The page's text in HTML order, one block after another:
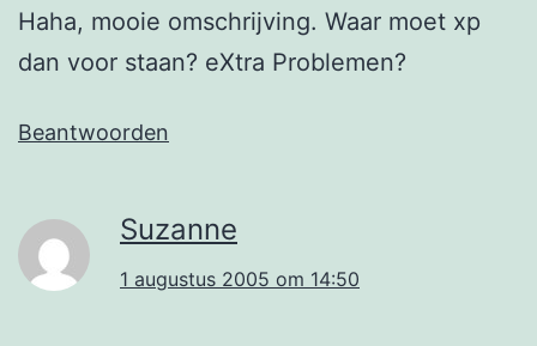
Haha, mooie omschrijving. Waar moet xp
dan voor staan? eXtra Problemen?
Beantwoorden
Suzanne
1 augustus 2005 om 14:50